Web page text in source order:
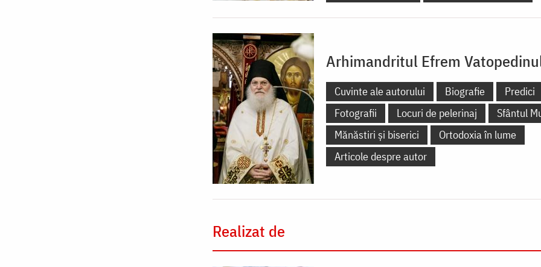
Arhimandritul Efrem
Cuvinte ale autorului Biografie Predici
Fotografii
Locuri de pelerinaj
Sfântul
Mănăstiri și biserici
Ortodoxia în lume
Articole despre autor
Realizat de